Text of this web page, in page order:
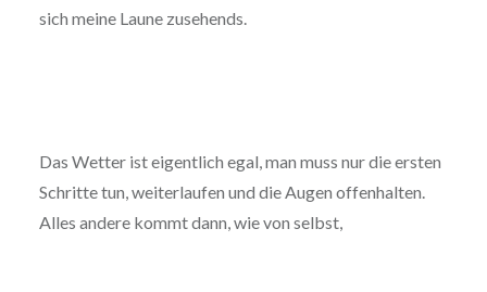
sich meine Laune zusehends.
Das Wetter ist eigentlich egal, man muss nur die ersten
Schritte tun, weiterlaufen und die Augen offenhalten.
Alles andere kommt dann, wie von selbst,